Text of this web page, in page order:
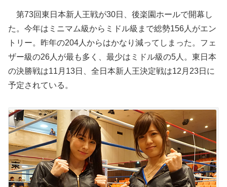
第73回東日本新人王戦が30日、後楽園ホールで開幕し
た。今年はミニマム級からミドル級まで総勢156人がエン
トリー。昨年の204人からはかなり減ってしまった。フェ
ザー級の26人が最も多く、最少はミドル級の5人。東日本
の決勝戦は11月13日、全日本新人王決定戦は12月23日に
予定されている。